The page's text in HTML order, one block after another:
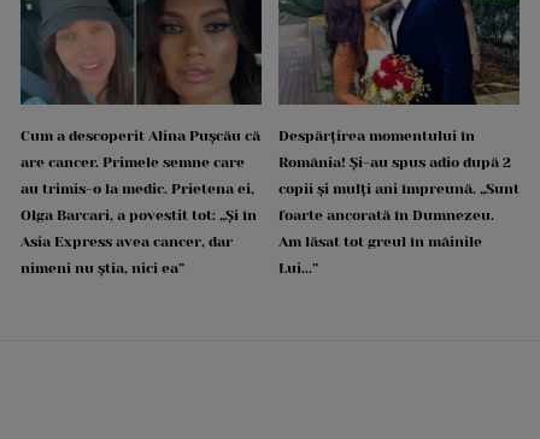
Cum a descoperit Alina Pușcău că
are cancer. Primele semne care
au trimis-o la medic. Prietena ei,
Olga Barcari, a povestit tot: „Și în
Asia Express avea cancer, dar
nimeni nu știa, nici ea”
Despărțirea momentului în
România! Și-au spus adio după 2
copii și mulți ani împreună. „Sunt
foarte ancorată în Dumnezeu.
Am lăsat tot greul în mâinile
Lui...”